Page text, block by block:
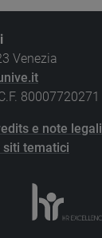
Venezia
80007720271
e note legali
siti tematici